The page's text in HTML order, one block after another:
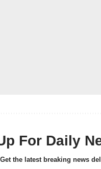
For Daily
the latest breaking news